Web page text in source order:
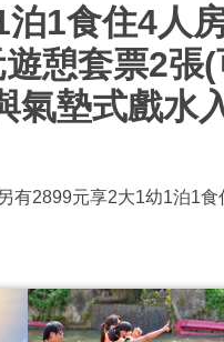
1食住4人
憩套票2張
氣墊式戲水
有2899元享2大1幼1泊1